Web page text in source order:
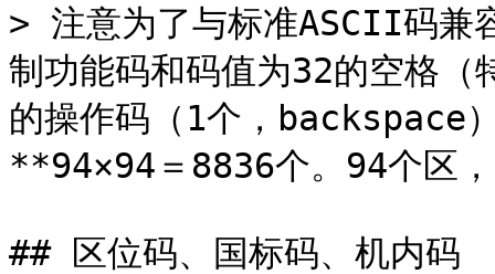
> 注意为了与标准ASCII码兼
制功能码和码值为32的空格
的操作码（1个，backspace
**94×94＝8836个。94个区
## 区位码、国标码、机内码